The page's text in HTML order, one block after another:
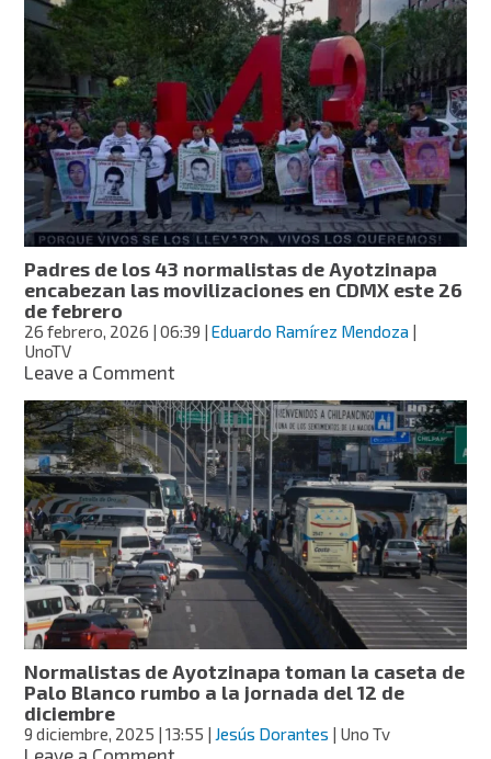
en
Iguala
al
director
de
Tránsito
vinculado
al
caso
Ayotzinapa
Padres de los 43 normalistas de Ayotzinapa
encabezan las movilizaciones en CDMX este 26
de febrero
26 febrero, 2026 | 06:39 |Eduardo Ramírez Mendoza |
UnoTV
Leave a Commenton
de
los
43
normalistas
de
Ayotzinapa
encabezan
las
movilizaciones
en
CDMX
este
26
de
Normalistas de Ayotzinapa toman la caseta de
Palo Blanco rumbo a la jornada del 12 de
diciembre
9 diciembre, 2025 | 13:55 | Jesús Dorantes | Uno Tv
Leave a Commenton